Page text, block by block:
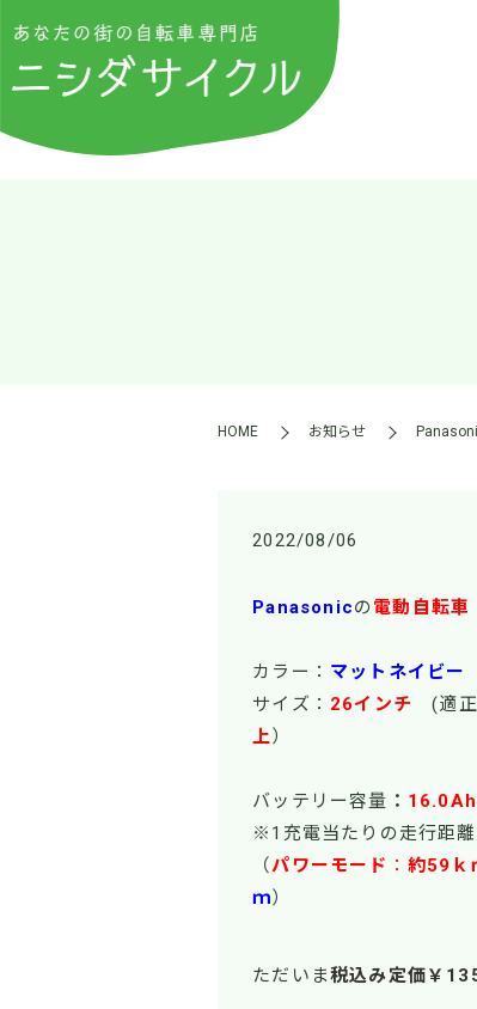
HOME お知らせ
2022/08/06
Panasonicの 電動自転車
カラー： マットネイビー
サイズ： 26インチ (適正
上
バッテリー容量 ：
※1充電当たりの走行距離
（パワーモード ： 約59ｋ
ｍ）
ただいま税込み定価￥